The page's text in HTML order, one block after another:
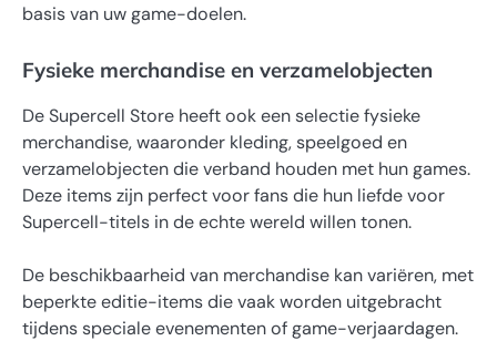
basis van uw game-doelen.
Fysieke merchandise en verzamelobjecten
De Supercell Store heeft ook een selectie fysieke
merchandise, waaronder kleding, speelgoed en
verzamelobjecten die verband houden met hun games.
Deze items zijn perfect voor fans die hun liefde voor
Supercell-titels in de echte wereld willen tonen.
De beschikbaarheid van merchandise kan variëren, met
beperkte editie-items die vaak worden uitgebracht
tijdens speciale evenementen of game-verjaardagen.